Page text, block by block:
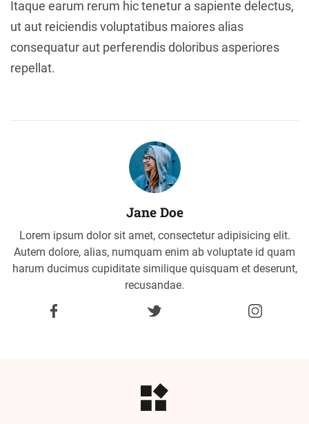
Itaque earum rerum hic tenetur a sapiente delectus,
ut aut reiciendis voluptatibus maiores alias
consequatur aut perferendis doloribus asperiores
repellat.
Jane Doe
Lorem ipsum dolor sit amet, consectetur adipisicing elit.
Autem dolore, alias, numquam enim ab voluptate id quam
harum ducimus cupiditate similique quisquam et deserunt,
recusandae.